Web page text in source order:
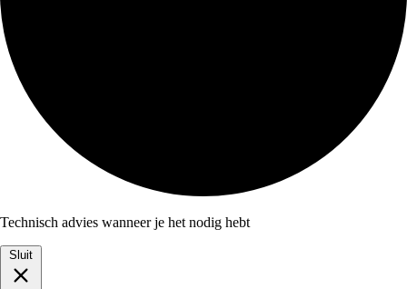
Technisch advies wanneer je het nodig hebt
Sluit